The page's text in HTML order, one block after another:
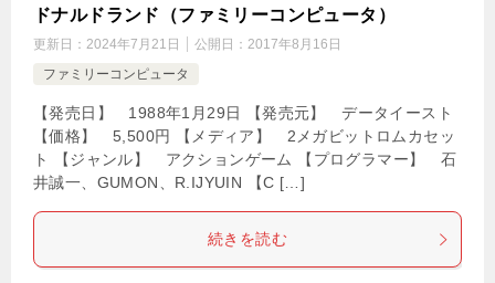
ドナルドランド（ファミリーコンピュータ）
更新日： 2024年7月21日 公開日： 2017年8月16日
ファミリーコンピュータ
【発売日】 1988年1月29日 【発売元】 データイースト
【価格】 5,500円 【メディア】 2メガビットロムカセッ
ト 【ジャンル】 アクションゲーム 【プログラマー】 石
井誠一、GUMON、R.IJYUIN 【C […]
続きを読む